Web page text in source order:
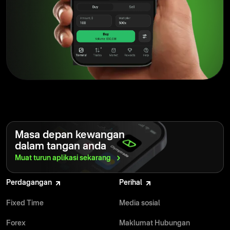
Sepanjang dekad yang lalu, Olymptrade telah
membangunkan persekitaran di mana pedagang boleh
berkembang maju, sentiasa mengutamakan keperluan
mereka. Platform ini terus berkembang, memperkenalkan
ciri baharu yang direka untuk menyokong pedagang dalam
Olymptrade adalah antara beberapa inovator dalam pasaran
sepanjang dekad yang lalu. Sepanjang tahun, ia telah
pendidikan dan cerapan kepada pedagang pada setiap
warisan perkhidmatannya yang boleh dipercayai, berjuta-
Masa depan kewangan
dalam tangan anda
Muat turun aplikasi sekarang
Perdagangan
Fixed Time
Forex
Perihal
Media sosial
Maklumat Hubungan